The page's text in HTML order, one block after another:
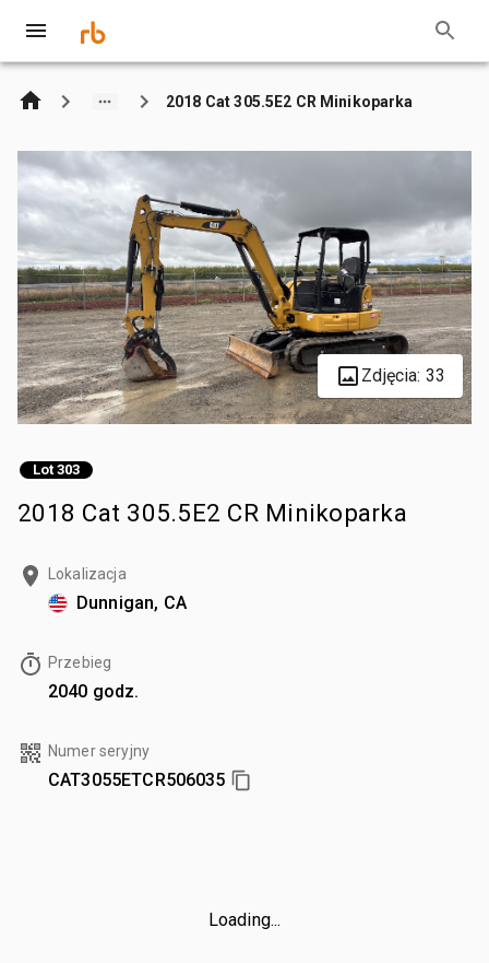
2018 Cat 305.5E2 CR Minikoparka
Zdjęcia: 33
Lot 303
2018 Cat 305.5E2 CR Minikoparka
Lokalizacja
Dunnigan, CA
Przebieg
2040 godz.
Numer seryjny
CAT3055ETCR506035
Loading...